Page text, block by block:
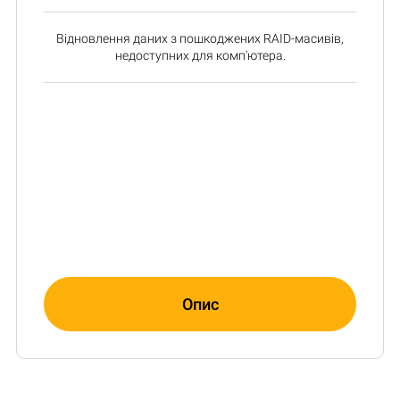
Відновлення даних з пошкоджених RAID-масивів,
недоступних для комп'ютера.
Опис